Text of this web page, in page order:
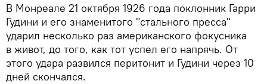
В Монреале 21 октября 1926 года поклонник Гарри
Гудини и его знаменитого "стального пресса"
ударил несколько раз американского фокусника
в живот, до того, как тот успел его напрячь. От
этого удара развился перитонит и Гудини через 10
дней скончался.